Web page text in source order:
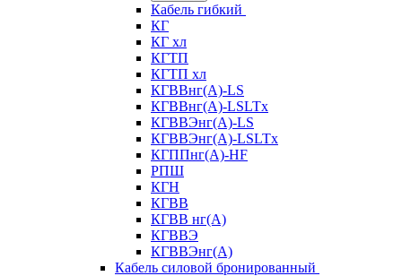
Кабель гибкий
КГ
КГ хл
КГТП
КГТП хл
КГВВнг(А)-LS
КГВВнг(А)-LSLTx
КГВВЭнг(А)-LS
КГВВЭнг(А)-LSLTx
КГППнг(А)-HF
РПШ
КГН
КГВВ
КГВВ нг(А)
КГВВЭ
КГВВЭнг(А)
Кабель силовой бронированный